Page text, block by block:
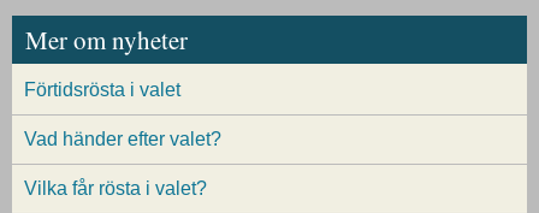
Mer om nyheter
Förtidsrösta i valet
Vad händer efter valet?
Vilka får rösta i valet?